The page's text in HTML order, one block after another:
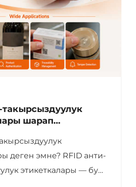
такырсыздуулук
шарап
жана
чечимдери
деген эмне? RFID анти-
этикеткалары — бул